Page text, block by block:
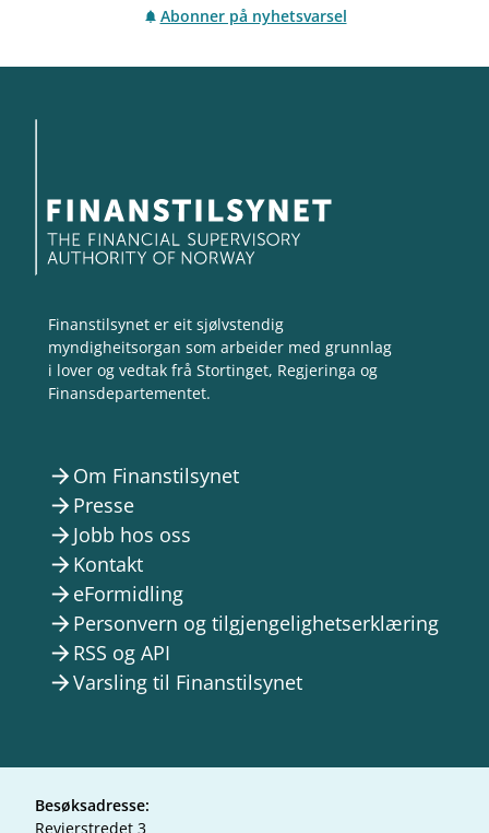
Abonner på nyhetsvarsel
Finanstilsynet er eit sjølvstendig
myndigheitsorgan som arbeider med grunnlag
i lover og vedtak frå Stortinget, Regjeringa og
Finansdepartementet.
arrow_forward Om Finanstilsynet
arrow_forward Presse
arrow_forward Jobb hos oss
arrow_forward Kontakt
arrow_forward eFormidling
arrow_forward Personvern og tilgjengelighetserklæring
arrow_forward RSS og API
arrow_forwardVarsling til Finanstilsynet
Besøksadresse:
Revierstredet 3